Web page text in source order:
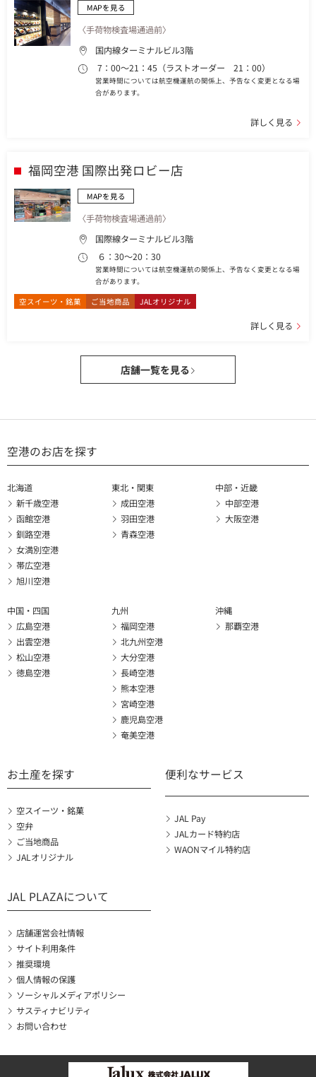
MAPを見る
〈手荷物検査場通過前〉
国内線ターミナルビル3階
7：00～21：45（ラストオーダー 21：00）
営業時間については航空機運航の関係上、予告なく変更となる場
合があります。
詳しく見る
福岡空港 国際出発ロビー店
MAPを見る
〈手荷物検査場通過前〉
国際線ターミナルビル3階
６：30～20：30
営業時間については航空機運航の関係上、予告なく変更となる場
合があります。
空スイーツ・銘菓 ご当地商品 JALオリジナル
詳しく見る
店舗一覧を見る
空港のお店を探す
北海道
新千歳空港
函館空港
釧路空港
女満別空港
帯広空港
旭川空港
東北・関東
成田空港
羽田空港
青森空港
中部・近畿
中部空港
大阪空港
中国・四国
広島空港
出雲空港
松山空港
徳島空港
九州
福岡空港
北九州空港
大分空港
長崎空港
熊本空港
宮崎空港
鹿児島空港
奄美空港
沖縄
那覇空港
お土産を探す
空スイーツ・銘菓
空弁
ご当地商品
JALオリジナル
便利なサービス
JAL Pay
JALカード特約店
WAONマイル特約店
JAL PLAZAについて
店舗運営会社情報
サイト利用条件
推奨環境
個人情報の保護
ソーシャルメディアポリシー
サスティナビリティ
お問い合わせ